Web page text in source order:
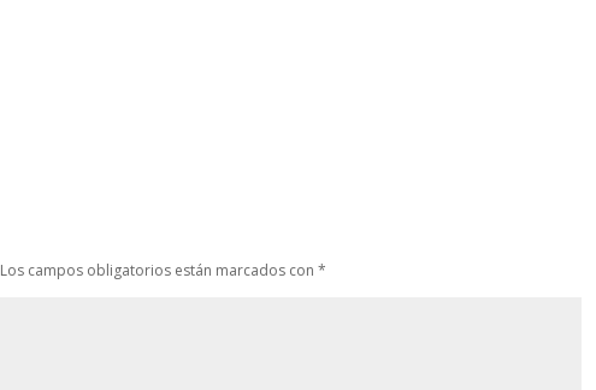
Los campos obligatorios están marcados con*